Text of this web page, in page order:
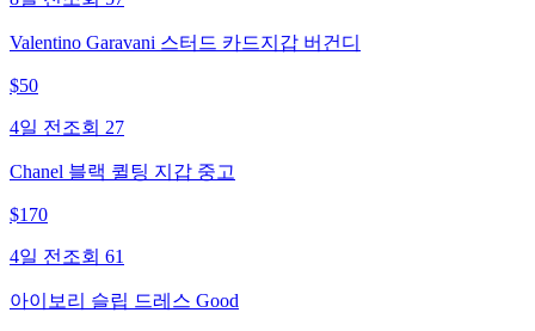
Valentino Garavani 스터드 카드지갑 버건디
$50
4일 전 조회 27
Chanel 블랙 퀼팅 지갑 중고
$170
4일 전 조회 61
아이보리 슬립 드레스 Good